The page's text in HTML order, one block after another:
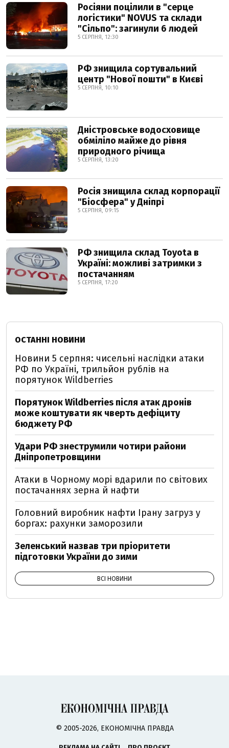
Росіяни поцілили в "серце
логістики" NOVUS та склади
"Сільпо": загинули 6 людей
5 СЕРПНЯ, 12:30
РФ знищила сортувальний
центр "Нової пошти" в Києві
5 СЕРПНЯ, 10:10
Дністровське водосховище
обміліло майже до рівня
природного річища
5 СЕРПНЯ, 13:20
Росія знищила склад корпорації
"Біосфера" у Дніпрі
5 СЕРПНЯ, 09:15
РФ знищила склад Toyota в
Україні: можливі затримки з
постачанням
5 СЕРПНЯ, 17:20
ОСТАННІ НОВИНИ
Новини 5 серпня: чисельні наслідки атаки
РФ по Україні, трильйон рублів на
порятунок Wildberries
Порятунок Wildberries після атак дронів
може коштувати як чверть дефіциту
бюджету РФ
Удари РФ знеструмили чотири райони
Дніпропетровщини
Атаки в Чорному морі вдарили по світових
постачаннях зерна й нафти
Головний виробник нафти Ірану загруз у
боргах: рахунки заморозили
Зеленський назвав три пріоритети
підготовки України до зими
ВСІ НОВИНИ
© 2005-2026, ЕКОНОМІЧНА ПРАВДА